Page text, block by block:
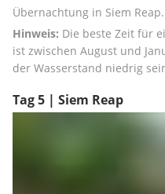
Übernachtung in Siem Reap.
Hinweis: Die beste Zeit für
ist zwischen August und
der Wasserstand niedrig
Tag 5 | Siem Reap